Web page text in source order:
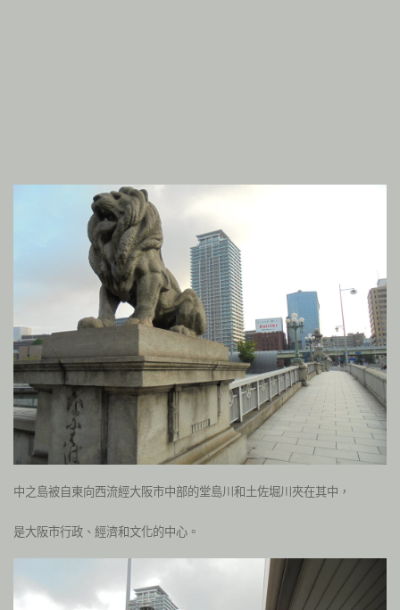
中之島被自東向西流經大阪市中部的堂島川和土佐堀川夾在其中，
是大阪市行政、經濟和文化的中心。